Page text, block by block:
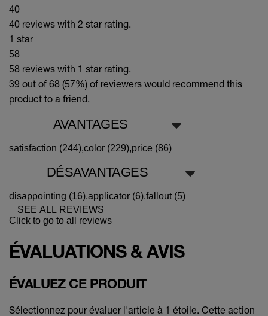
40
40 reviews with 2 star rating.
1 star
58
58 reviews with 1 star rating.
39 out of 68 (57%) of reviewers would recommend this
product to a friend.
AVANTAGES
satisfaction (244),color (229),price (86)
DÉSAVANTAGES
disappointing (16),applicator (6),fallout (5)
SEE ALL REVIEWS
Click to go to all reviews
ÉVALUATIONS & AVIS
ÉVALUEZ CE PRODUIT
Sélectionnez pour évaluer l'article à 1 étoile. Cette action